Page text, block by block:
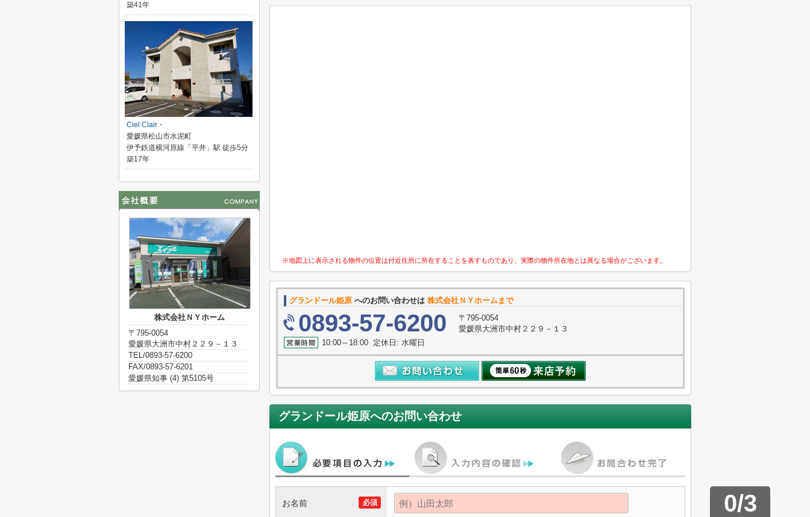
※地図上に表示される物件の位置は付近住所に所在することを表すものであり、実際の物件所在地とは異なる場合がございます。
グランドール姫原 へのお問い合わせは 株式会社ＮＹホームまで
0893-57-6200
〒795-0054
愛媛県大洲市中村２２９－１３
10:00～18:00 定休日: 水曜日
グランドール姫原へのお問い合わせ
0/3
必須
お名前
築41年
Ciel Clair・
愛媛県松山市水泥町
伊予鉄道横河原線「平井」駅 徒歩5分
築17年
株式会社ＮＹホーム
〒795-0054
愛媛県大洲市中村２２９－１３
TEL/0893-57-6200
FAX/0893-57-6201
愛媛県知事 (4) 第5105号